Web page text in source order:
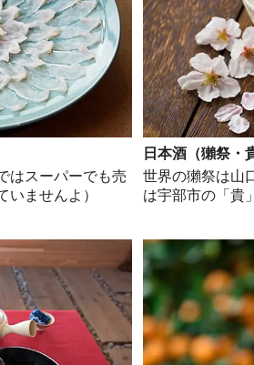
はスーパーでも売
いませんよ）
日本酒（獺祭・
世界の獺祭は山
は宇部市の「貴